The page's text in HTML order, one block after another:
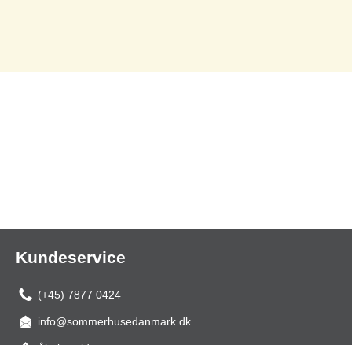
Kundeservice
(+45) 7877 0424
info@sommerhusedanmark.dk